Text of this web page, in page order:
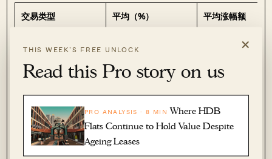
×
THIS WEEK’S FREE UNLOCK
Read this Pro story on us
PRO ANALYSIS · 8 MIN Where HDB
Flats Continue to Hold Value Despite
Ageing Leases
交易类型 平均（%） 平均涨幅额
24.0%
$256,352
普通 新房至转
售
大型 新房至转
售（Sub
Sale）
20.9% $238,874